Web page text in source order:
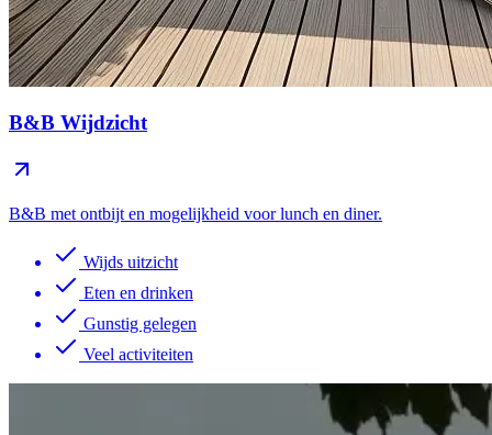
B&B Wijdzicht
B&B met ontbijt en mogelijkheid voor lunch en diner.
Wijds uitzicht
Eten en drinken
Gunstig gelegen
Veel activiteiten